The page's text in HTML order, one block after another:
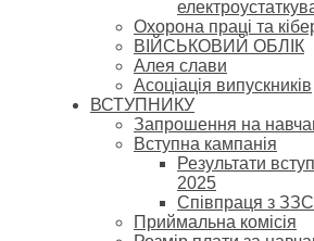
Охорона праці та
ВІЙСЬКОВИЙ ОБЛІК
Алея слави
Асоціація випускників
ВСТУПНИКУ
Запрошення на
Вступна кампанія
Результати
2025
Співпраця з
Приймальна комісія